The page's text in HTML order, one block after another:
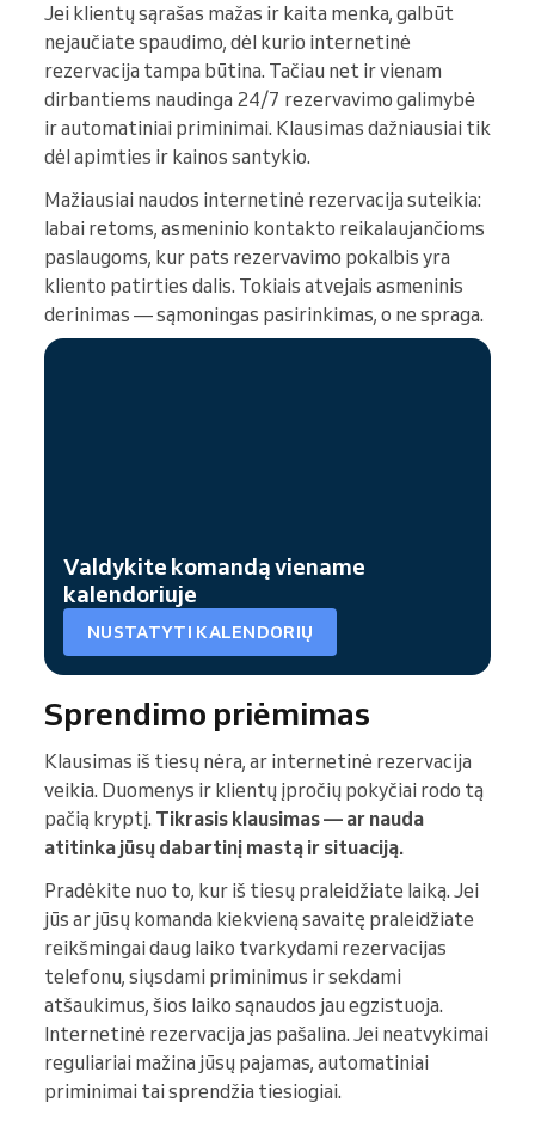
Jei klientų sąrašas mažas ir kaita menka, galbūt
nejaučiate spaudimo, dėl kurio internetinė
rezervacija tampa būtina. Tačiau net ir vienam
dirbantiems naudinga 24/7 rezervavimo galimybė
ir automatiniai priminimai. Klausimas dažniausiai tik
dėl apimties ir kainos santykio.
Mažiausiai naudos internetinė rezervacija suteikia:
labai retoms, asmeninio kontakto reikalaujančioms
paslaugoms, kur pats rezervavimo pokalbis yra
kliento patirties dalis. Tokiais atvejais asmeninis
derinimas — sąmoningas pasirinkimas, o ne spraga.
Valdykite komandą viename
kalendoriuje
NUSTATYTI KALENDORIŲ
Sprendimo priėmimas
Klausimas iš tiesų nėra, ar internetinė rezervacija
veikia. Duomenys ir klientų įpročių pokyčiai rodo tą
pačią kryptį. Tikrasis klausimas — ar nauda
atitinka jūsų dabartinį mastą ir situaciją.
Pradėkite nuo to, kur iš tiesų praleidžiate laiką. Jei
jūs ar jūsų komanda kiekvieną savaitę praleidžiate
reikšmingai daug laiko tvarkydami rezervacijas
telefonu, siųsdami priminimus ir sekdami
atšaukimus, šios laiko sąnaudos jau egzistuoja.
Internetinė rezervacija jas pašalina. Jei neatvykimai
reguliariai mažina jūsų pajamas, automatiniai
priminimai tai sprendžia tiesiogiai.